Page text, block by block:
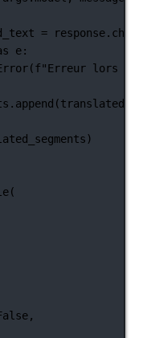
=
e:
(f"Erreur lors de
(
,